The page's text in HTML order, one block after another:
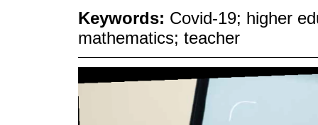
Keywords: Covid-19; higher
mathematics; teacher